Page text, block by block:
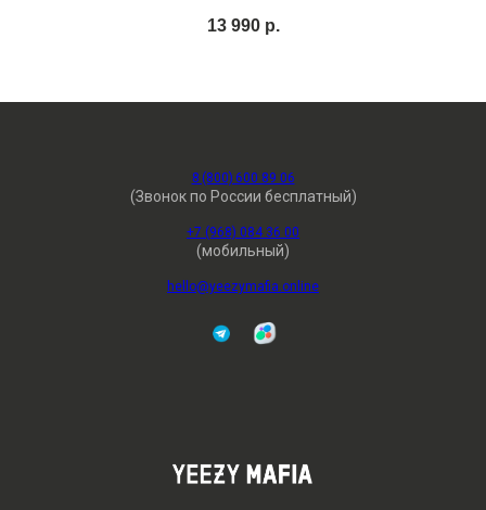
13 990 р.
8 (800) 600 89 06
(Звонок по России бесплатный)
+7 (968) 084 36 00
(мобильный)
hello@yeezymafia.online